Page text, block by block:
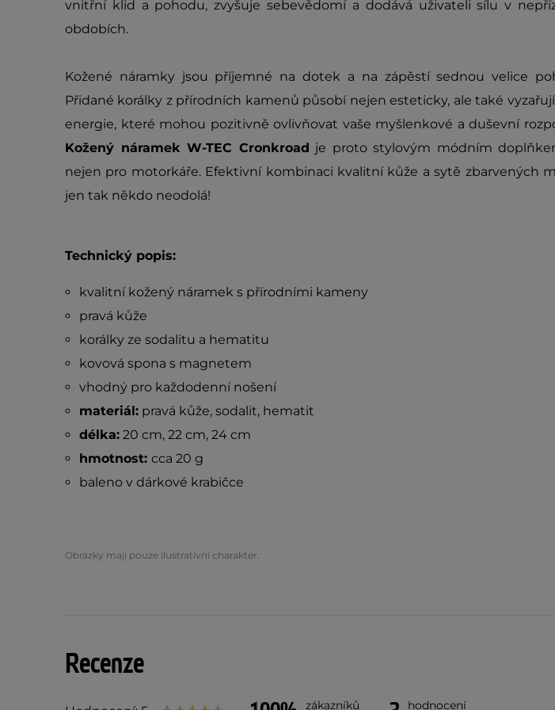
vnitřní klid a pohodu, zvyšuje sebevědomí a dodává uživateli sílu v
obdobích.
Kožené náramky jsou příjemné na dotek a na zápěstí sednou velice
Přidané korálky z přírodních kamenů působí nejen esteticky, ale také
energie, které mohou pozitivně ovlivňovat vaše myšlenkové a duševní
Kožený náramek W-TEC Cronkroad je proto stylovým módním
nejen pro motorkáře. Efektivní kombinaci kvalitní kůže a sytě zbarvených
jen tak někdo neodolá!
Technický popis:
kvalitní kožený náramek s přírodními kameny
pravá kůže
korálky ze sodalitu a hematitu
kovová spona s magnetem
vhodný pro každodenní nošení
materiál:pravá kůže, sodalit, hematit
délka:20 cm, 22 cm, 24 cm
hmotnost: cca 20 g
baleno v dárkové krabičce
Obrázky mají pouze ilustrativní charakter.
Recenze
zákazníků hodnocení